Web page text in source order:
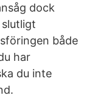
dock
både
har
du inte